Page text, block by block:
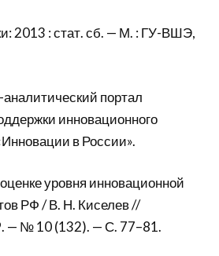
2013 : стат. сб. — М. : ГУ-ВШЭ,
портал
инновационного
в России».
уровня инновационной
РФ / В. Н. Киселев //
— № 10 (132). — С. 77–81.